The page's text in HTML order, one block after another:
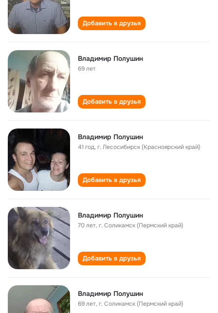
Добавить в друзья
Владимир Полушин
69 лет
Добавить в друзья
Владимир Полушин
41 год,г. Лесосибирск (Красноярский край)
Добавить в друзья
Владимир Полушин
70 лет,г. Соликамск (Пермский край)
Добавить в друзья
Владимир Полушин
69 лет,г. Соликамск (Пермский край)